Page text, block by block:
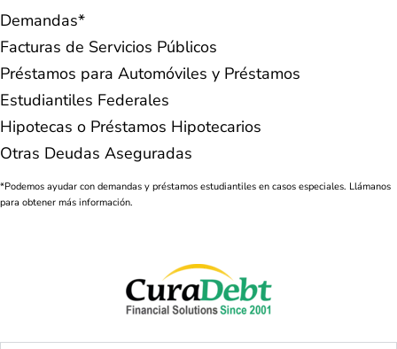
Demandas*
Facturas de Servicios Públicos
Préstamos para Automóviles y Préstamos
Estudiantiles Federales
Hipotecas o Préstamos Hipotecarios
Otras Deudas Aseguradas
*Podemos ayudar con demandas y préstamos estudiantiles en casos especiales. Llámanos
para obtener más información.